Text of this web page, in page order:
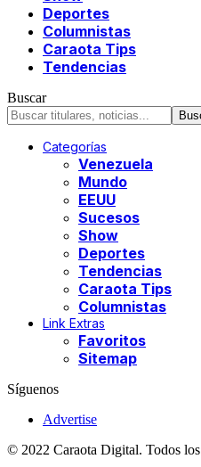
Deportes
Columnistas
Caraota Tips
Tendencias
Buscar
Categorías
Venezuela
Mundo
EEUU
Sucesos
Show
Deportes
Tendencias
Caraota Tips
Columnistas
Link Extras
Favoritos
Sitemap
Síguenos
Advertise
© 2022 Caraota Digital. Todos los